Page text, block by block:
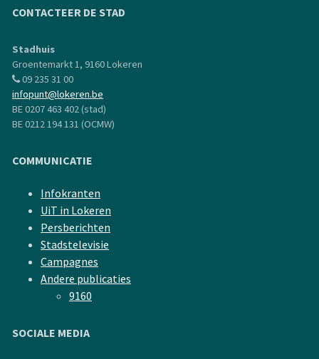
CONTACTEER DE STAD
Stadhuis
Groentemarkt 1, 9160 Lokeren
09 235 31 00
infopunt@lokeren.be
BE 0207 463 402 (stad)
BE 0212 194 131 (OCMW)
COMMUNICATIE
Infokranten
UiT in Lokeren
Persberichten
Stadstelevisie
Campagnes
Andere publicaties
9160
SOCIALE MEDIA